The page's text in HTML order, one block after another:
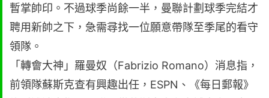
暫掌帥印。不過球季尚餘一半，曼聯計劃球季完結才
聘用新帥之下，急需尋找一位願意帶隊至季尾的看守
領隊。
「轉會大神」羅曼奴（Fabrizio Romano）消息指，
前領隊蘇斯克查有興趣出任，ESPN、《每日郵報》